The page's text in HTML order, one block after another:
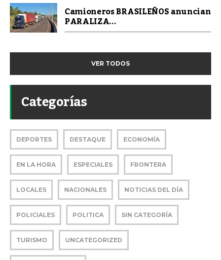
Camioneros BRASILEÑOS anuncian
PARALIZA...
VER TODOS
Categorías
DEPORTES DESTAQUE ECONOMÍA
EN LA HORA ESPECIALES FRONTERA
LOCALES NACIONALES NOTICIAS DEL DÍA
POLICIALES POLITICA SIN CATEGORÍA
TURISMO UNCATEGORIZED